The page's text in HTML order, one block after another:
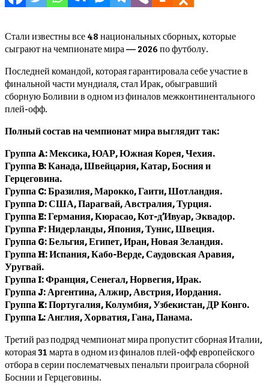
Стали известны все 48 национальных сборных, которые
сыграют на чемпионате мира — 2026 по футболу.
Последней командой, которая гарантировала себе участие в
финальной части мундиаля, стал Ирак, обыгравший
сборную Боливии в одном из финалов межконтинентального
плей-офф.
Полный состав на чемпионат мира выглядит так:
Группа A: Мексика, ЮАР, Южная Корея, Чехия.
Группа B: Канада, Швейцария, Катар, Босния и
Герцеговина.
Группа C: Бразилия, Марокко, Гаити, Шотландия.
Группа D: США, Парагвай, Австралия, Турция.
Группа E: Германия, Кюрасао, Кот-д’Ивуар, Эквадор.
Группа F: Нидерланды, Япония, Тунис, Швеция.
Группа G: Бельгия, Египет, Иран, Новая Зеландия.
Группа H: Испания, Кабо-Верде, Саудовская Аравия,
Уругвай.
Группа I: Франция, Сенегал, Норвегия, Ирак.
Группа J: Аргентина, Алжир, Австрия, Иордания.
Группа K: Португалия, Колумбия, Узбекистан, ДР Конго.
Группа L: Англия, Хорватия, Гана, Панама.
Третий раз подряд чемпионат мира пропустит сборная Италии,
которая 31 марта в одном из финалов плей-офф европейского
отбора в серии послематчевых пенальти проиграла сборной
Боснии и Герцеговины.